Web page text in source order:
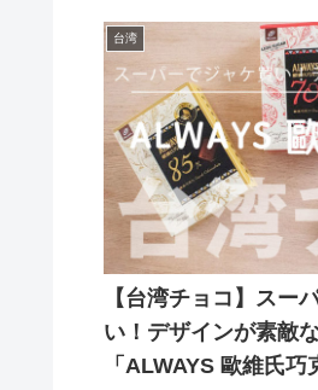
台湾
【台湾チョコ】スー
い！デザインが素敵
「ALWAYS 歐維氏巧